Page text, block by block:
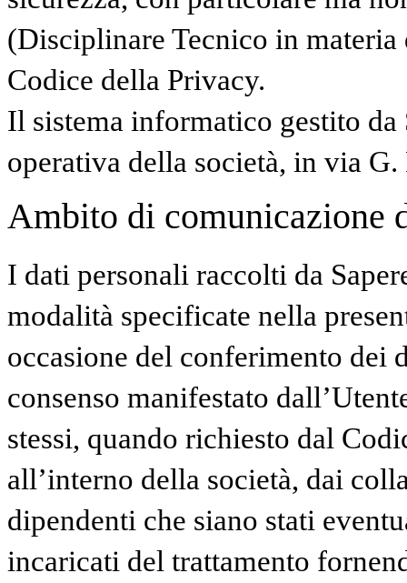
(Disciplinare Tecnico in
Codice della Privacy.
Il sistema informatico gestito da
operativa della società, in via
Ambito di comunicazione
I dati personali raccolti da
modalità specificate nella
occasione del conferimento dei
consenso manifestato
stessi, quando richiesto dal
all’interno della società, dai
dipendenti che siano stati
incaricati del trattamento